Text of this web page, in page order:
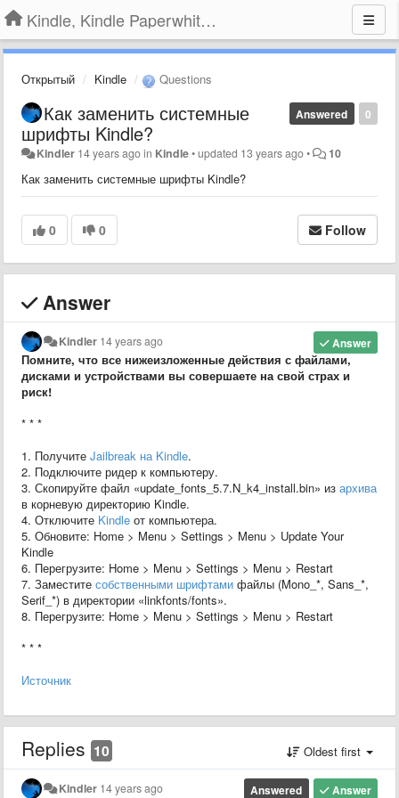
Kindle, Kindle Paperwhite, Kindle Voyage
Открытый Kindle Questions
0
Answered
Как заменить системные
шрифты Kindle?
Kindler 14 years agoin Kindle•updated 13 years ago• 10
Как заменить системные шрифты Kindle?
0 0 Follow
Answer
Answer
Kindler 14 years ago
Помните, что все нижеизложенные действия с файлами,
дисками и устройствами вы совершаете на свой страх и
риск!
* * *
1. Получите Jailbreak на Kindle.
2. Подключите ридер к компьютеру.
3. Скопируйте файл «update_fonts_5.7.N_k4_install.bin» из архива
в корневую директорию Kindle.
4. Отключите Kindle от компьютера.
5. Обновите: Home > Menu > Settings > Menu > Update Your
Kindle
6. Перегрузите: Home > Menu > Settings > Menu > Restart
7. Заместите собственными шрифтами файлы (Mono_*, Sans_*,
Serif_*) в директории «linkfonts/fonts».
8. Перегрузите: Home > Menu > Settings > Menu > Restart
* * *
Источник
Replies 10 Oldest first
Answer
Answered
Kindler 14 years ago